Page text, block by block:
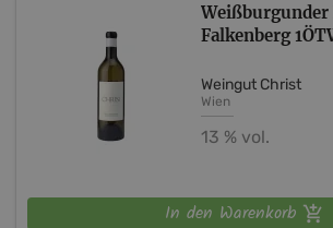
Weißburgunder
Falkenberg
Weingut Christ
Wien
13 % vol.
In den Warenkorb